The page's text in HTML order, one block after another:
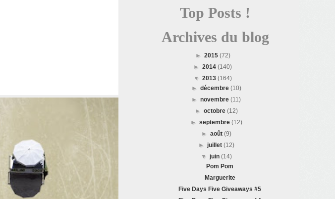
Top Posts !
Archives du blog
► 2015 (72)
► 2014 (140)
▼ 2013 (164)
► décembre (10)
►novembre(11)
► octobre (12)
► septembre (12)
► août (9)
► juillet (12)
▼ juin (14)
Pom Pom
Marguerite
Five Days Five Giveaways #5